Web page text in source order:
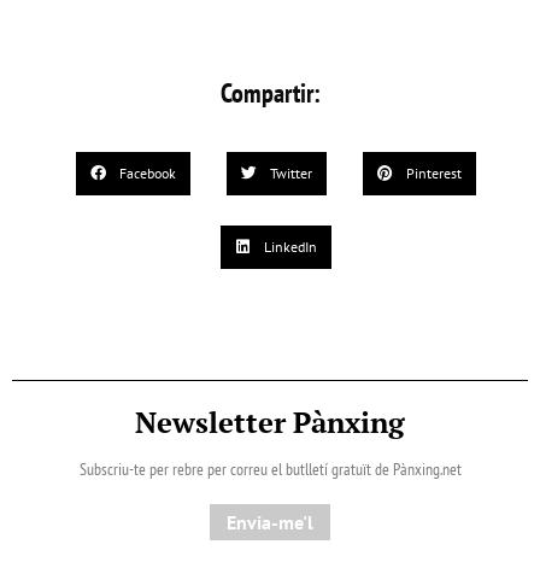
Compartir:
Facebook Twitter Pinterest
LinkedIn
Newsletter Pànxing
Subscriu-te per rebre per correu el butlletí gratuït de Pànxing.net​
Envia-me'l